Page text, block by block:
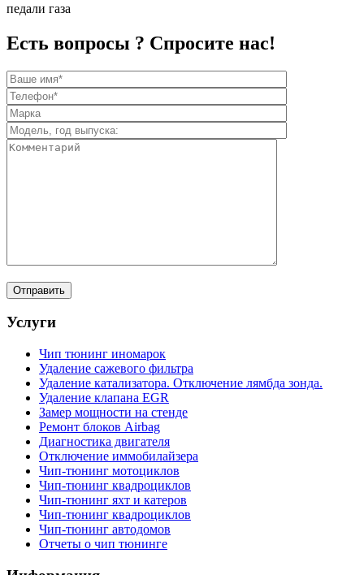
педали газа
Есть вопросы ? Спросите нас!
Услуги
Чип тюнинг иномарок
Удаление сажевого фильтра
Удаление катализатора. Отключение лямбда зонда.
Удаление клапана EGR
Замер мощности на стенде
Ремонт блоков Airbag
Диагностика двигателя
Отключение иммобилайзера
Чип-тюнинг мотоциклов
Чип-тюнинг квадроциклов
Чип-тюнинг яхт и катеров
Чип-тюнинг квадроциклов
Чип-тюнинг автодомов
Отчеты о чип тюнинге